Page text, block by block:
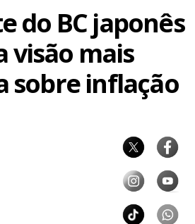
do BC japonês
visão mais
sobre inflação